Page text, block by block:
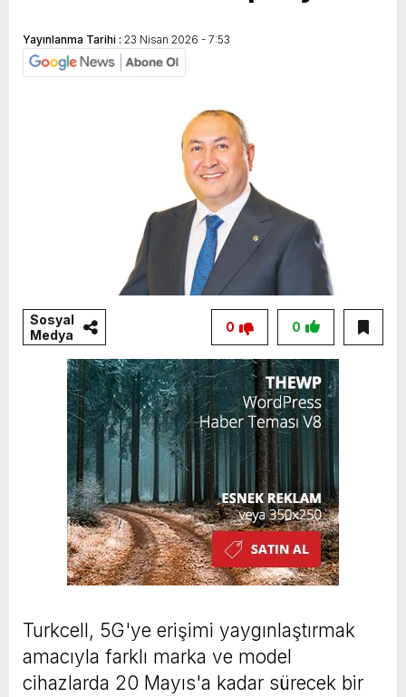
Yayınlanma Tarihi : 23 Nisan 2026 - 7:53
Sosyal
Medya
0
0
Turkcell, 5G'ye erişimi yaygınlaştırmak
amacıyla farklı marka ve model
cihazlarda 20 Mayıs'a kadar sürecek bir